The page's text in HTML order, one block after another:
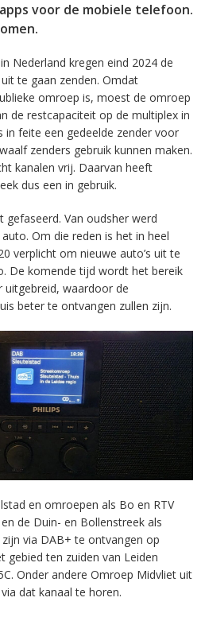
voor de mobiele telefoon.
Nederland kregen eind 2024 de
te gaan zenden. Omdat
omroep is, moest de omroep
de restcapaciteit op de multiplex in
in feite een gedeelde zender voor
zenders gebruik kunnen maken.
kanalen vrij. Daarvan heeft
dus een in gebruik.
Van oudsher werd
Om die reden is het in heel
verplicht om nieuwe auto’s uit te
De komende tijd wordt het bereik
uitgebreid, waardoor de
beter te ontvangen zullen zijn.
en omroepen als Bo en RTV
de Duin- en Bollenstreek als
via DAB+ te ontvangen op
gebied ten zuiden van Leiden
Onder andere Omroep Midvliet uit
dat kanaal te horen.